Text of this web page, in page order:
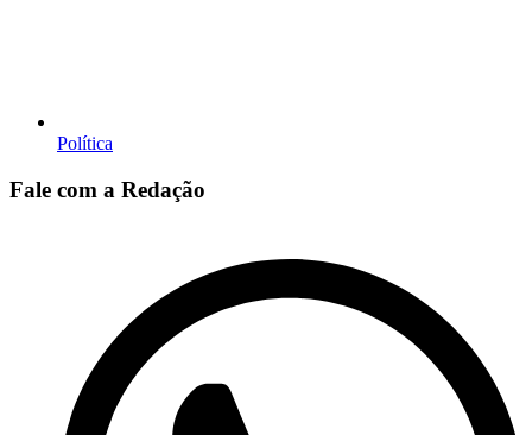
Política
Fale com a Redação